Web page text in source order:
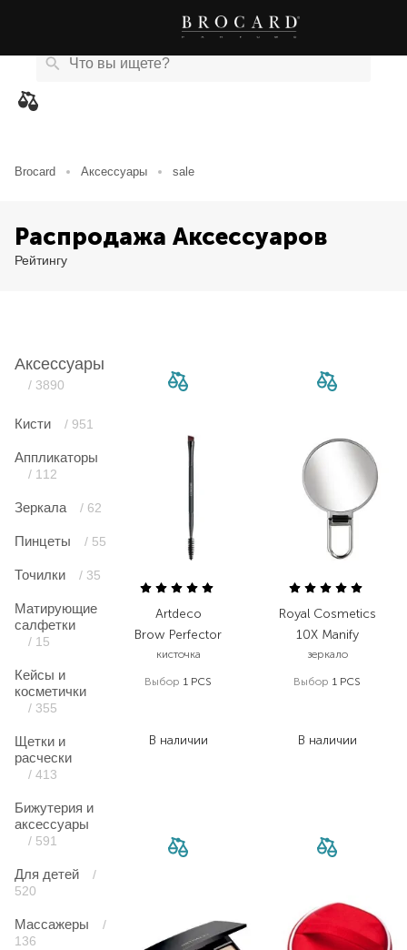
Brocard Аксессуары sale
Распродажа Аксессуаров
Рейтингу
Аксессуары
/ 3890
Кисти / 951
Аппликаторы
/ 112
Зеркала / 62
Пинцеты / 55
Точилки / 35
Матирующие
салфетки
/ 15
Кейсы и
косметички
/ 355
Щетки и
расчески
/ 413
Бижутерия и
аксессуары
/ 591
Для детей
/
520
Массажеры
/
136
Artdeco
Brow Perfector
кисточка
Выбор 1 PCS
В наличии
Royal Cosmetics
10X Manify
зеркало
Выбор 1 PCS
В наличии